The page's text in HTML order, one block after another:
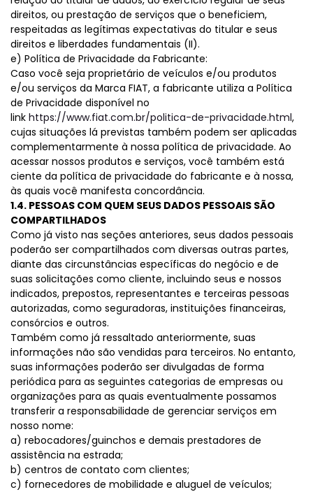
direitos, ou prestação de serviços que o beneficiem,
respeitadas as legítimas expectativas do titular e seus
direitos e liberdades fundamentais (II).
e) Política de Privacidade da Fabricante:
Caso você seja proprietário de veículos e/ou produtos
e/ou serviços da Marca FIAT, a fabricante utiliza a Política
de Privacidade disponível no
link https://www.fiat.com.br/politica-de-privacidade.html,
cujas situações lá previstas também podem ser aplicadas
complementarmente à nossa política de privacidade. Ao
acessar nossos produtos e serviços, você também está
ciente da política de privacidade do fabricante e à nossa,
às quais você manifesta concordância.
1.4. PESSOAS COM QUEM SEUS DADOS PESSOAIS SÃO
COMPARTILHADOS
Como já visto nas seções anteriores, seus dados pessoais
poderão ser compartilhados com diversas outras partes,
diante das circunstâncias específicas do negócio e de
suas solicitações como cliente, incluindo seus e nossos
indicados, prepostos, representantes e terceiras pessoas
autorizadas, como seguradoras, instituições financeiras,
consórcios e outros.
Também como já ressaltado anteriormente, suas
informações não são vendidas para terceiros. No entanto,
suas informações poderão ser divulgadas de forma
periódica para as seguintes categorias de empresas ou
organizações para as quais eventualmente possamos
transferir a responsabilidade de gerenciar serviços em
nosso nome:
a) rebocadores/guinchos e demais prestadores de
assistência na estrada;
b) centros de contato com clientes;
c) fornecedores de mobilidade e aluguel de veículos;